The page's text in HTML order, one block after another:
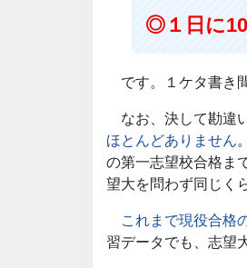
◎１日に
です。１ケタ書き
なお、決して勘違
ほとんどありません
の第一志望校合格ま
望大を問わず同じく
これまで現役合格
習データでも、志望